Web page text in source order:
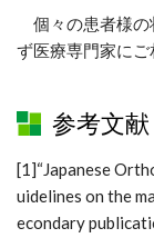
個々の患者様の
ず医療専門家にご
参考文献
[1]“Japanese
uidelines on the
econdary